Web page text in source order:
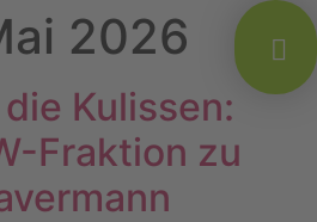
2026
Kulissen:
Fraktion zu